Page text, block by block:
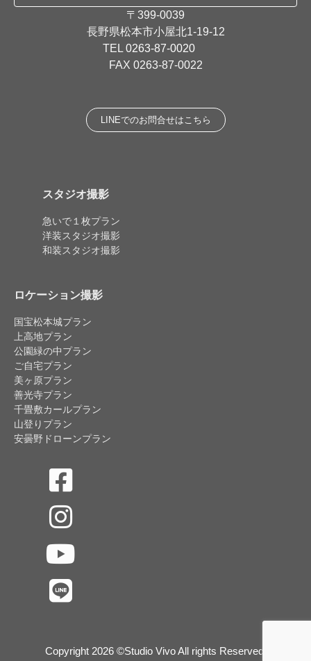
〒399-0039
長野県松本市小屋北1-19-12
TEL 0263-87-0020
FAX 0263-87-0022
LINEでのお問合せはこちら
スタジオ撮影
急いで１枚プラン
洋装スタジオ撮影
和装スタジオ撮影
ロケーション撮影
国宝松本城プラン
上高地プラン
公園緑の中プラン
ご自宅プラン
美ヶ原プラン
善光寺プラン
千畳敷カールプラン
山登りプラン
安曇野ドローンプラン
Copyright 2026 ©Studio Vivo All rights Reserved.